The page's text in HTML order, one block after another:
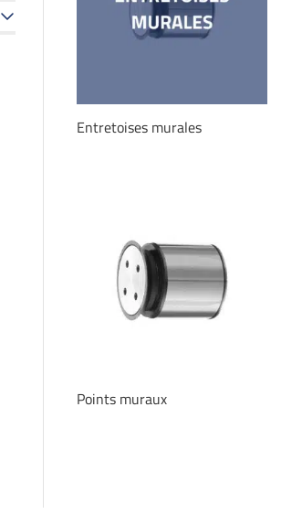
Entretoises murales
Points muraux